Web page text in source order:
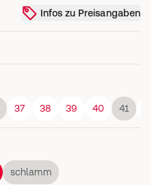
Infos zu Preisangaben
37 38 39 40 41
schlamm